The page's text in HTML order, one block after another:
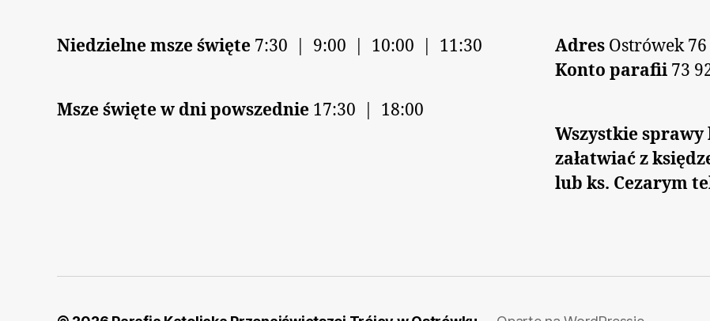
Niedzielne msze święte 7:30 | 9:00 | 10:00 | 11:30
Msze święte w dni powszednie 17:30 | 18:00
Adres Ostrówek
Konto parafii 73
Wszystkie
załatwiać z
lub ks. Cezarym